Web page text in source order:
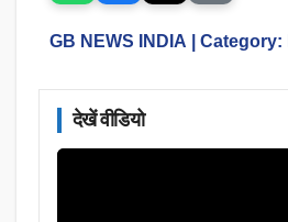
GB NEWS INDIA | Category:
देखें वीडियो